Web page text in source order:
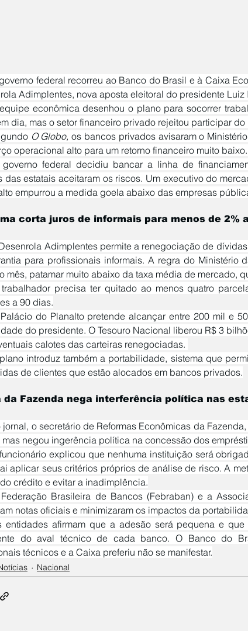
Adimplentes, nova aposta eleitoral do presidente Luiz
dia, mas o setor financeiro privado rejeitou participar do
O Globo, os bancos privados avisaram o
operacional alto para um retorno financeiro muito baixo.
das estatais aceitaram os riscos. Um executivo do
empurrou a medida goela abaixo das empresas
corta juros de informais para menos de 2%
para profissionais informais. A regra do Ministério
mês, patamar muito abaixo da taxa média de mercado,
a 90 dias.
do presidente. O Tesouro Nacional liberou R$ 3
calotes das carteiras renegociadas.
de clientes que estão alocados em bancos privados.
da Fazenda nega interferência política nas
mas negou ingerência política na concessão dos
aplicar seus critérios próprios de análise de risco. A
crédito e evitar a inadimplência.
notas oficiais e minimizaram os impactos da
do aval técnico de cada banco. O Banco do
técnicos e a Caixa preferiu não se manifestar.
Nacional